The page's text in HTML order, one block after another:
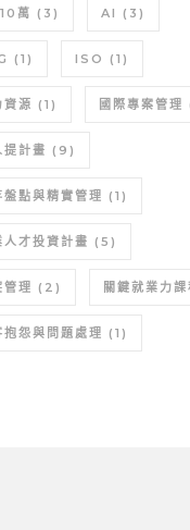
萬 (3) AI (3)
(1) ISO (1)
資源 (1) 國際專案管理
提計畫 (9)
盤點與精實管理 (1)
人才投資計畫 (5)
管理 (2) 關鍵就業力課
抱怨與問題處理 (1)